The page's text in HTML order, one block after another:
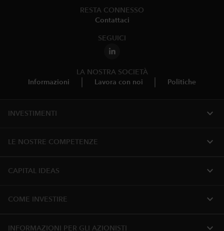
RESTA CONNESSO
Contattaci
SEGUICI
LA NOSTRA SOCIETÀ
Informazioni
Lavora con noi Politiche
INVESTIMENTI expand_more
LE NOSTRE COMPETENZE expand_more
CAPITAL IDEAS expand_more
COME INVESTIRE expand_more
INFORMAZIONI PER GLI AZIONISTI